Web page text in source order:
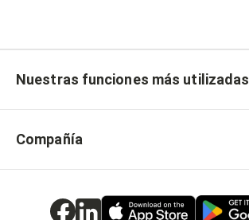
Nuestras funciones más utilizadas
Compañía